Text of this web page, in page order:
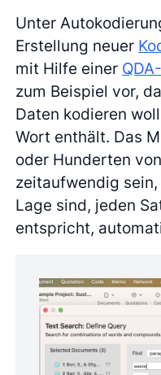
Unter
Erstellung neuer
mit Hilfe einer
zum Beispiel vor,
Daten kodieren
Wort enthält. Das
oder Hunderten
zeitaufwendig
Lage sind, jeden
entspricht,